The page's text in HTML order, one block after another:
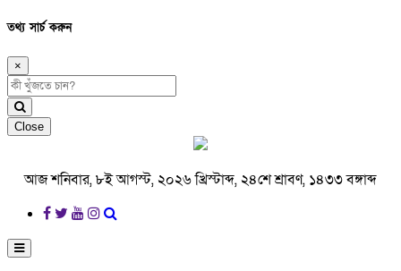
তথ্য সার্চ করুন
×
Close
আজ শনিবার, ৮ই আগস্ট, ২০২৬ খ্রিস্টাব্দ, ২৪শে শ্রাবণ, ১৪৩৩ বঙ্গাব্দ